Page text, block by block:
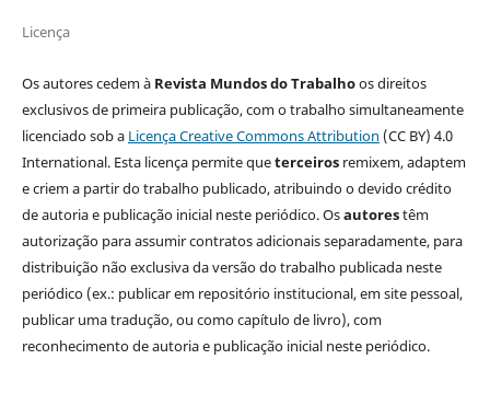
Licença
Os autores cedem à Revista Mundos do Trabalhoos direitos
exclusivos de primeira publicação, com o trabalho simultaneamente
licenciado sob a Licença Creative Commons Attribution (CC BY) 4.0
International. Esta licença permite queterceirosremixem, adaptem
e criem a partir do trabalho publicado, atribuindo o devido crédito
de autoria e publicação inicial neste periódico. Osautorestêm
autorização para assumir contratos adicionais separadamente, para
distribuição não exclusiva da versão do trabalho publicada neste
periódico (ex.: publicar em repositório institucional, em site pessoal,
publicar uma tradução, ou como capítulo de livro), com
reconhecimento de autoria e publicação inicial neste periódico.